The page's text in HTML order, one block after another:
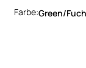
Farbe:Green/